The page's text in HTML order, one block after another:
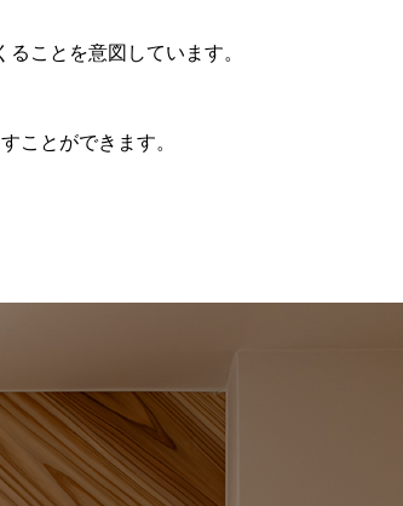
ことを意図しています。
ことができます。